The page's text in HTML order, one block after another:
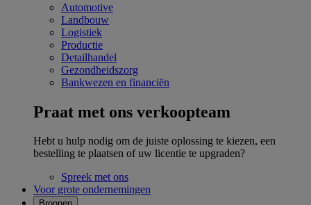
Automotive
Landbouw
Logistiek
Productie
Detailhandel
Gezondheidszorg
Bankwezen en financiën
Praat met ons verkoopteam
Hebt u hulp nodig om de juiste oplossing te kiezen, een
bestelling te plaatsen of uw licentie te upgraden?
Spreek met ons
Voor grote ondernemingen